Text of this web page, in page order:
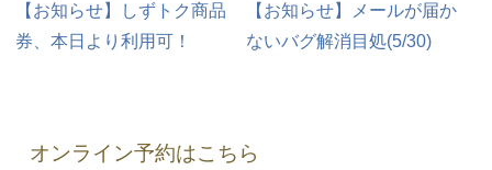
【お知らせ】しずトク商品
券、本日より利用可！
【お知らせ】メールが届か
ないバグ解消目処(5/30)
オンライン予約はこちら